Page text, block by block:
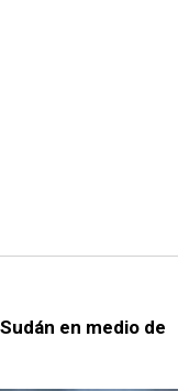
en medio de